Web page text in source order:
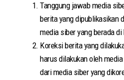
Tanggung jawab media
berita yang dipublikasikan
media siber yang berada
Koreksi berita yang
harus dilakukan oleh
dari media siber yang